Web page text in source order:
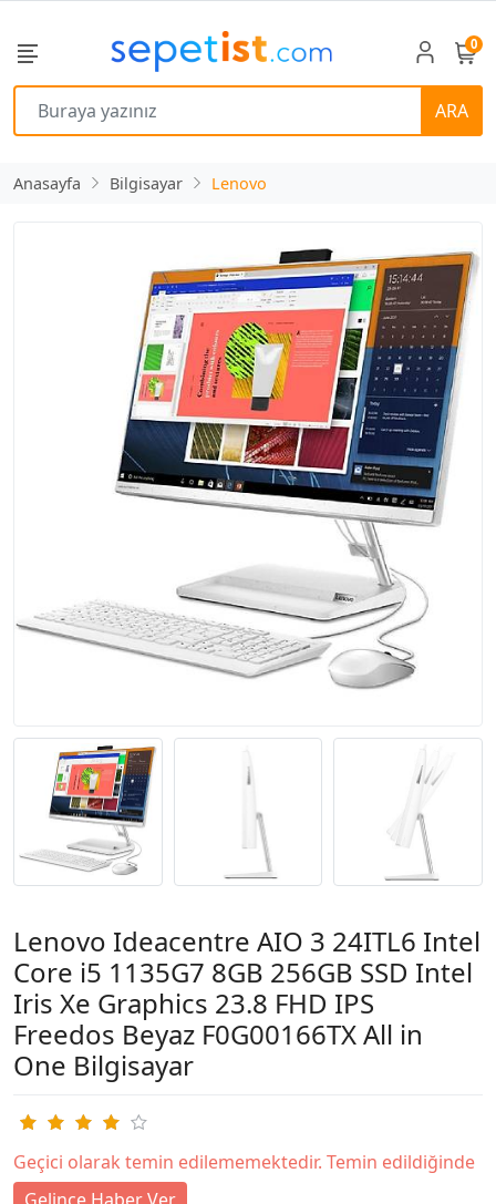
ARA
0
Anasayfa Bilgisayar Lenovo
Lenovo Ideacentre AIO 3 24ITL6 Intel
Core i5 1135G7 8GB 256GB SSD Intel
Iris Xe Graphics 23.8 FHD IPS
Freedos Beyaz F0G00166TX All in
One Bilgisayar
Geçici olarak temin edilememektedir. Temin edildiğinde